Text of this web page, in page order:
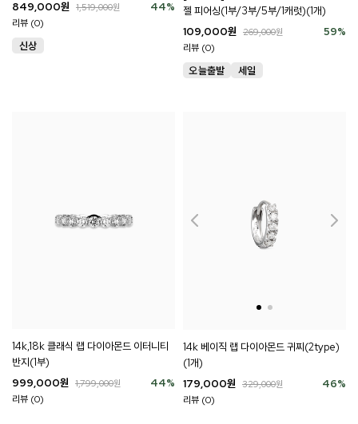
44%
849,000원 1,519,000원
리뷰 (0)
젤 피어싱(1부/3부/5부/1캐럿)(1개)
59%
109,000원 269,000원
리뷰 (0)
14k,18k 클래식 랩 다이아몬드 이터니티
반지(1부)
44%
999,000원 1,799,000원
리뷰 (0)
14k 베이직 랩 다이아몬드 귀찌(2type)
(1개)
46%
179,000원 329,000원
리뷰 (0)